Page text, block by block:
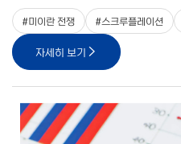
#미이란 전쟁 #스크루플레이션
자세히 보기